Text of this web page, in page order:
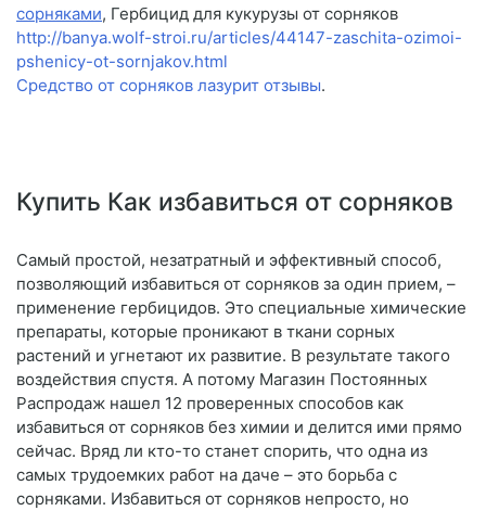
сорняками, Гербицид для кукурузы от сорняков
http://banya.wolf-stroi.ru/articles/44147-zaschita-ozimoi-
pshenicy-ot-sornjakov.html
Средство от сорняков лазурит отзывы.
Купить Как избавиться от сорняков
Самый простой, незатратный и эффективный способ,
позволяющий избавиться от сорняков за один прием, –
применение гербицидов. Это специальные химические
препараты, которые проникают в ткани сорных
растений и угнетают их развитие. В результате такого
воздействия спустя. А потому Магазин Постоянных
Распродаж нашел 12 проверенных способов как
избавиться от сорняков без химии и делится ими прямо
сейчас. Вряд ли кто-то станет спорить, что одна из
самых трудоемких работ на даче – это борьба с
сорняками. Избавиться от сорняков непросто, но